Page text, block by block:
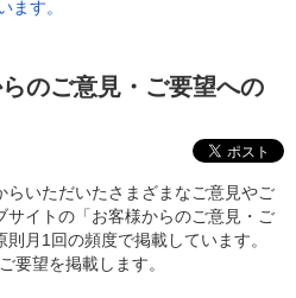
ます。
のご意見・ご要望への
らいただいたさまざまなご意見やご
イトの「お客様からのご意見・ご
月1回の頻度で掲載しています。
要望を掲載します。